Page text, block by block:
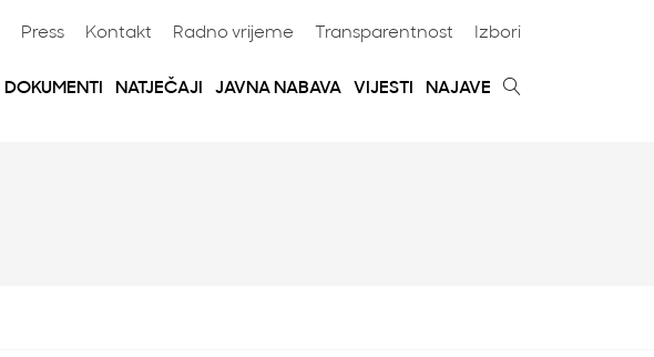
Press Kontakt Radno vrijeme Transparentnost Izbori
DOKUMENTI NATJEČAJI JAVNA NABAVA VIJESTI NAJAVE